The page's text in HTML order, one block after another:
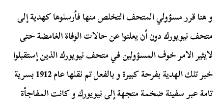
و هنا قرر مسؤولي المتحف التخلص منها فأرسلوها كهدية إلى
متحف نيويورك دون أن يعلنوا عن حالات الوفاة الغامضة حتى
لايثير الامر خوف المسؤولين في متحف نيويورك الذين إستقبلوا
خبر تلك الهدية بفرحة كبيرة و بالفعل تم نقلها عام 1912 بسرية
تامة عبر سفينة ضخمة متجهة إلىنيويوركو كانت المفاجأة